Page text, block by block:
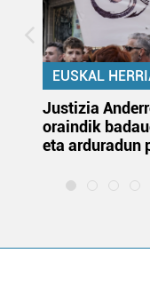
EUSKAL
Justizia
oraindik
eta arduradun